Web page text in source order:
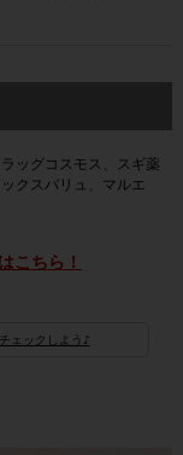
ッグコスモス、スギ薬
クスバリュ、マルエ
こちら！
ェックしよう♪